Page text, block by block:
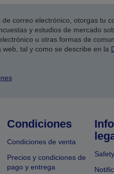
correo electrónico, otorgas tu
y estudios de mercado
u otras formas de
web, tal y como se describe en la
Condiciones
Condiciones de venta
Precios y condiciones de
pago y entrega